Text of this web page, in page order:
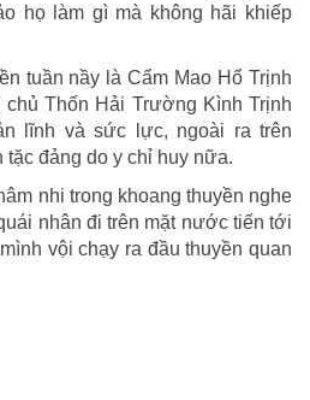
họ làm gì mà không hãi khiếp
tuần nầy là Cẩm Mao Hổ Trịnh
Thốn Hải Trường Kình Trịnh
lĩnh và sức lực, ngoài ra trên
đảng do y chỉ huy nữa.
nhi trong khoang thuyền nghe
nhân đi trên mặt nước tiến tới
vội chạy ra đầu thuyền quan